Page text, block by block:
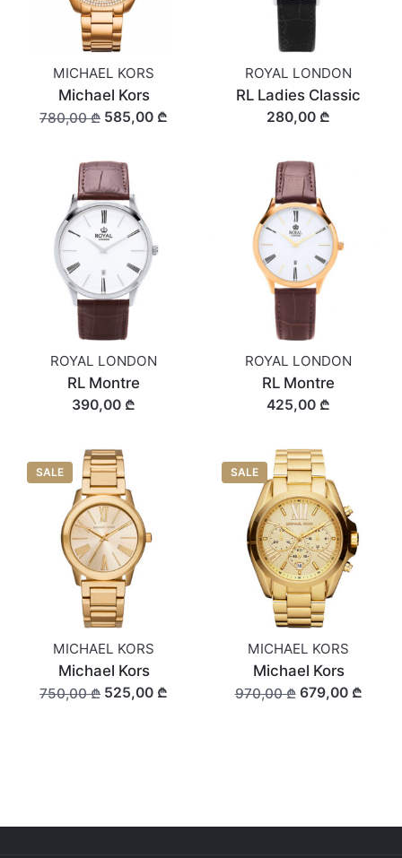
MICHAEL KORS
Michael Kors
780,00 ₾ 585,00 ₾
ROYAL LONDON
RL Ladies Classic
280,00 ₾
ROYAL LONDON
RL Montre
390,00 ₾
ROYAL LONDON
RL Montre
425,00 ₾
SALE
MICHAEL KORS
Michael Kors
750,00 ₾ 525,00 ₾
SALE
MICHAEL KORS
Michael Kors
970,00 ₾679,00 ₾